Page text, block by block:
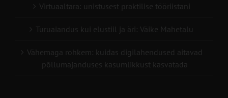
Virtuaaltara: unistusest praktilise tööriistani
Turuaiandus kui elustiil ja äri: Väike Mahetalu
Vähemaga rohkem: kuidas digilahendused aitavad
põllumajanduses kasumlikkust kasvatada